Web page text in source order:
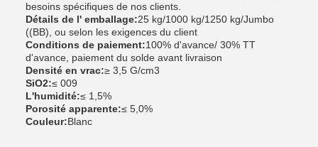
besoins spécifiques de nos clients.
Détails de l' emballage:25 kg/1000 kg/1250 kg/Jumbo
((BB), ou selon les exigences du client
Conditions de paiement:100% d'avance/ 30% TT
d'avance, paiement du solde avant livraison
Densité en vrac:≥ 3,5 G/cm3
SiO2:≤ 009
L'humidité:≤ 1,5%
Porosité apparente:≤ 5,0%
Couleur:Blanc